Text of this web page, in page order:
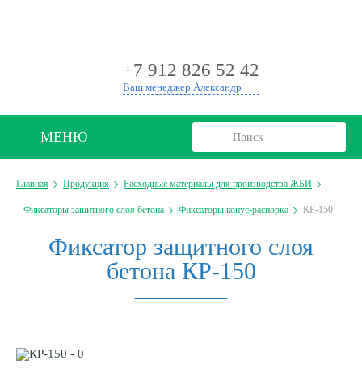
+7 912 826 52 42
Ваш менеджер Александр
МЕНЮ
Главная Продукция Расходные материалы для производства ЖБИ
Фиксаторы защитного слоя бетона Фиксаторы конус-распорка КР-150
Фиксатор защитного слоя
бетона КР-150